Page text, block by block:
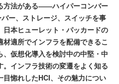
方法がある――ハイパーコンバー
ー、ストレージ、スイッチを事
本ヒューレット・パッカードの
適所でインフラを配備できるこ
仮想化導入を検討中の中堅・中
インフラ技術の変遷をよく知る
惚れしたHCI、その魅力につい